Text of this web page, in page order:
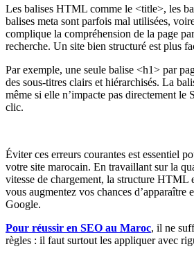
Les balises HTML comme le <title>, les
balises meta sont parfois mal utilisées,
complique la compréhension de la page
recherche. Un site bien structuré est plus
Par exemple, une seule balise <h1> par
des sous-titres clairs et hiérarchisés. La
même si elle n’impacte pas directement le
clic.
Éviter ces erreurs courantes est essentiel
votre site marocain. En travaillant sur la
vitesse de chargement, la structure HTML
vous augmentez vos chances d’apparaître
Google.
Pour réussir en SEO au Maroc, il ne
règles : il faut surtout les appliquer avec